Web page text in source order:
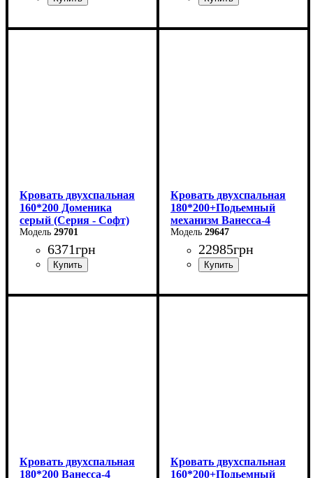
Ширина: 169 см
Кровать двухспальная
160*200 Доменика
серый (Серия - Софт)
29701
6371грн
Кровать двухспальная
180*200+Подьемный
механизм Ванесса-4
29647
22985грн
Ширина: 226 см
Кровать двухспальная
180*200 Ванесса-4
Кровать двухспальная
160*200+Подьемный